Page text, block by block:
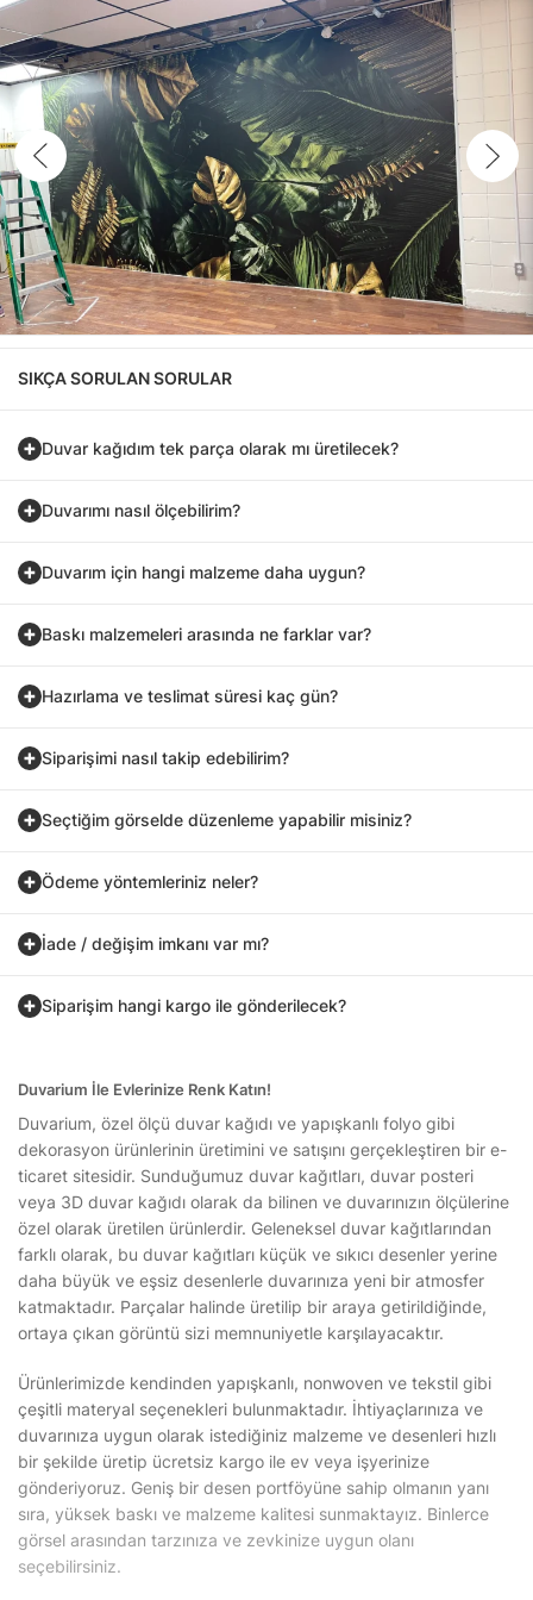
SIKÇA SORULAN SORULAR
Duvar kağıdım tek parça olarak mı üretilecek?
Duvarımı nasıl ölçebilirim?
Duvarım için hangi malzeme daha uygun?
Baskı malzemeleri arasında ne farklar var?
Hazırlama ve teslimat süresi kaç gün?
Siparişimi nasıl takip edebilirim?
Seçtiğim görselde düzenleme yapabilir misiniz?
Ödeme yöntemleriniz neler?
İade / değişim imkanı var mı?
Siparişim hangi kargo ile gönderilecek?
Duvarium İle Evlerinize Renk Katın!
Duvarium, özel ölçü duvar kağıdı ve yapışkanlı folyo gibi
dekorasyon ürünlerinin üretimini ve satışını gerçekleştiren bir e-
ticaret sitesidir. Sunduğumuz duvar kağıtları, duvar posteri
veya 3D duvar kağıdı olarak da bilinen ve duvarınızın ölçülerine
özel olarak üretilen ürünlerdir. Geleneksel duvar kağıtlarından
farklı olarak, bu duvar kağıtları küçük ve sıkıcı desenler yerine
daha büyük ve eşsiz desenlerle duvarınıza yeni bir atmosfer
katmaktadır. Parçalar halinde üretilip bir araya getirildiğinde,
ortaya çıkan görüntü sizi memnuniyetle karşılayacaktır.
Ürünlerimizde kendinden yapışkanlı, nonwoven ve tekstil gibi
çeşitli materyal seçenekleri bulunmaktadır. İhtiyaçlarınıza ve
duvarınıza uygun olarak istediğiniz malzeme ve desenleri hızlı
bir şekilde üretip ücretsiz kargo ile ev veya işyerinize
gönderiyoruz. Geniş bir desen portföyüne sahip olmanın yanı
sıra, yüksek baskı ve malzeme kalitesi sunmaktayız. Binlerce
görsel arasından tarzınıza ve zevkinize uygun olanı
seçebilirsiniz.